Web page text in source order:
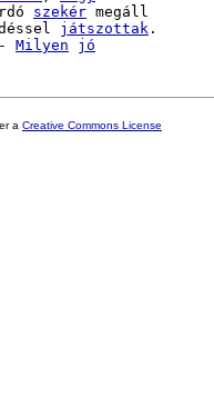
szekér megáll
játszottak .
Milyen jó
a Creative Commons License